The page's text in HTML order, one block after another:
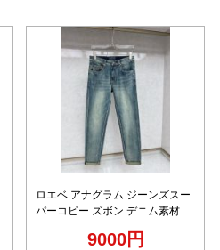
ロエベ アナグラム ジーンズスー
パーコピー ズボン デニム素材 美
9000円